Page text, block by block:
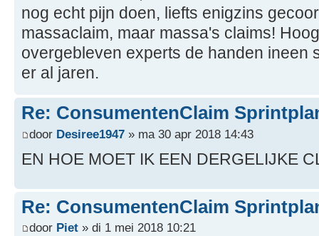
nog echt pijn doen, liefts enigzins
massaclaim, maar massa's claims!
overgebleven experts de handen ineen
er al jaren.
Re: ConsumentenClaim
door Desiree1947 » ma 30 apr 2018 14:43
EN HOE MOET IK EEN DERGELIJKE
Re: ConsumentenClaim
door Piet » di 1 mei 2018 10:21